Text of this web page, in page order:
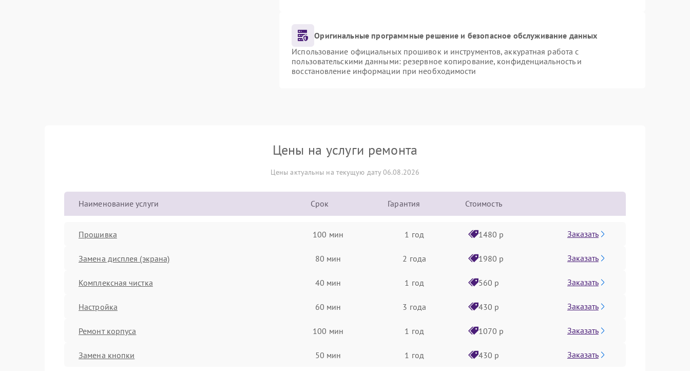
Оригинальные программные решение и безопасное обслуживание данных
Использование официальных прошивок и инструментов, аккуратная работа с
пользовательскими данными: резервное копирование, конфиденциальность и
восстановление информации при необходимости
Цены на услуги ремонта
Цены актуальны на текущую дату 06.08.2026
Наименование услуги Срок Гарантия Стоимость
Прошивка 100 мин 1 год 1480 р Заказать
Замена дисплея (экрана) 80 мин 2 года 1980 р Заказать
Комплексная чистка 40 мин 1 год 560 р Заказать
Настройка 60 мин 3 года 430 р Заказать
Ремонт корпуса 100 мин 1 год 1070 р Заказать
Замена кнопки 50 мин 1 год 430 р Заказать